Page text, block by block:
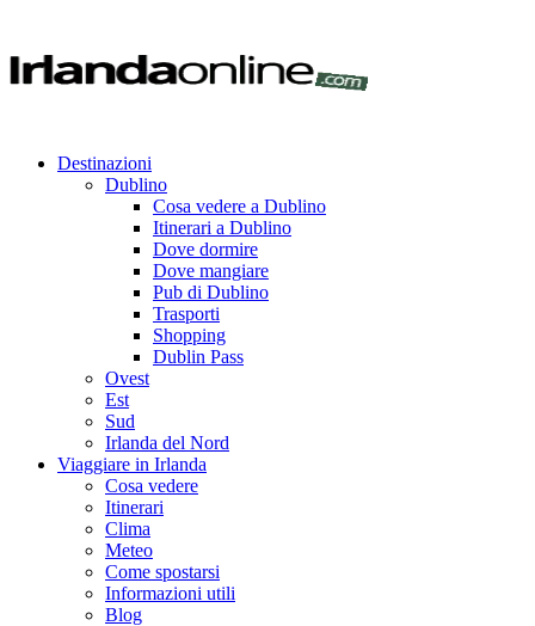
Destinazioni
Dublino
Cosa vedere a Dublino
Itinerari a Dublino
Dove dormire
Dove mangiare
Pub di Dublino
Trasporti
Shopping
Dublin Pass
Ovest
Est
Sud
Irlanda del Nord
Viaggiare in Irlanda
Cosa vedere
Itinerari
Clima
Meteo
Come spostarsi
Informazioni utili
Blog